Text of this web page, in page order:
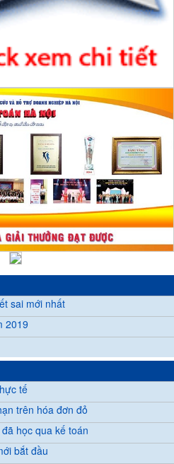
sai mới nhất
2019
tế
trên hóa đơn đỏ
học qua kế toán
bắt đầu